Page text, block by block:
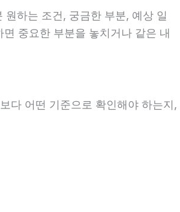
하는 조건, 궁금한 부분, 예상 일
중요한 부분을 놓치거나 같은 내
다 어떤 기준으로 확인해야 하는지,